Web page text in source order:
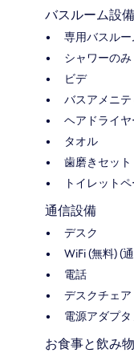
バスルーム設
専用バスルー
シャワーのみ
ビデ
バスアメニテ
ヘアドライヤ
タオル
歯磨きセット
トイレット
通信設備
デスク
WiFi (無料) (
電話
デスクチェア
電源アダプ
お食事と飲み物